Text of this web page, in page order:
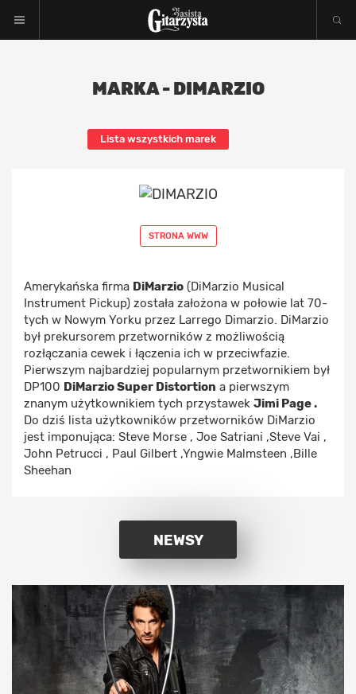
MARKA - DIMARZIO
Lista wszystkich marek
STRONA WWW
Amerykańska firma DiMarzio (DiMarzio Musical
Instrument Pickup) została założona w połowie lat 70-
tych w Nowym Yorku przez Larrego Dimarzio. DiMarzio
był prekursorem przetworników z możliwością
rozłączania cewek i łączenia ich w przeciwfazie.
Pierwszym najbardziej popularnym przetwornikiem był
DP100 DiMarzio Super Distortion a pierwszym
znanym użytkownikiem tych przystawek Jimi Page .
Do dziś lista użytkowników przetworników DiMarzio
jest imponująca: Steve Morse , Joe Satriani ,Steve Vai ,
John Petrucci , Paul Gilbert ,Yngwie Malmsteen ,Bille
Sheehan
NEWSY